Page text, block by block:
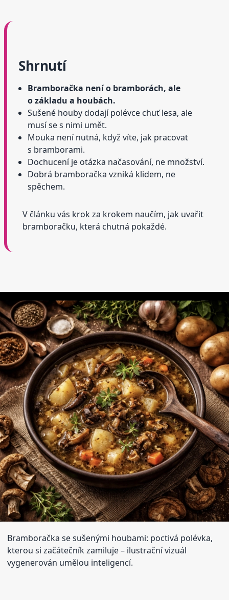
Shrnutí
Bramboračka není o bramborách, ale
o základu a houbách.
Sušené houby dodají polévce chuť lesa, ale
musí se s nimi umět.
Mouka není nutná, když víte, jak pracovat
s bramborami.
Dochucení je otázka načasování, ne množství.
Dobrá bramboračka vzniká klidem, ne
spěchem.
V článku vás krok za krokem naučím, jak uvařit
bramboračku, která chutná pokaždé.
Bramboračka se sušenými houbami: poctivá polévka,
kterou si začátečník zamiluje– ilustrační vizuál
vygenerován umělou inteligencí.